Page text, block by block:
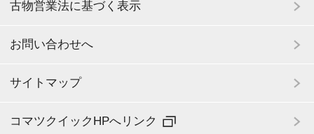
古物営業法に基づく表示
お問い合わせへ
サイトマップ
コマツクイックHPへリンク